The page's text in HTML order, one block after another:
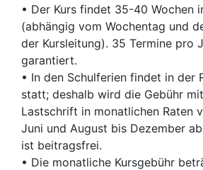
• Der Kurs findet 35-40 Wochen
(abhängig vom Wochentag und
der Kursleitung). 35 Termine pro
garantiert.
• In den Schulferien findet in der
statt; deshalb wird die Gebühr
Lastschrift in monatlichen Raten
Juni und August bis Dezember
ist beitragsfrei.
• Die monatliche Kursgebühr